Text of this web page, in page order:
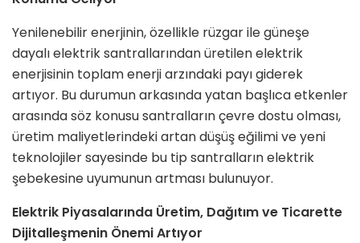
Yenilenebilir enerjinin, özellikle rüzgar ile güneşe
dayalı elektrik santrallarından üretilen elektrik
enerjisinin toplam enerji arzındaki payı giderek
artıyor. Bu durumun arkasında yatan başlıca etkenler
arasında söz konusu santralların çevre dostu olması,
üretim maliyetlerindeki artan düşüş eğilimi ve yeni
teknolojiler sayesinde bu tip santralların elektrik
şebekesine uyumunun artması bulunuyor.
Elektrik Piyasalarında Üretim, Dağıtım ve Ticarette
Dijitalleşmenin Önemi Artıyor